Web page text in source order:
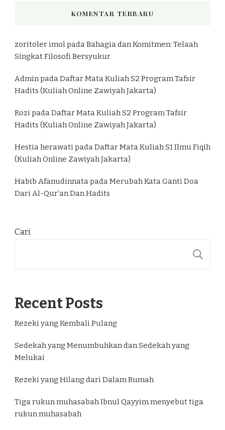
KOMENTAR TERBARU
zoritoler imolpadaBahagia dan Komitmen: Telaah
Singkat Filosofi Bersyukur
AdminpadaDaftar Mata Kuliah S2 Program Tafsir
Hadits (Kuliah Online Zawiyah Jakarta)
RozipadaDaftar Mata Kuliah S2 Program Tafsir
Hadits (Kuliah Online Zawiyah Jakarta)
Hestia herawatipadaDaftar Mata Kuliah S1 Ilmu Fiqih
(Kuliah Online Zawiyah Jakarta)
Habib AfanudinnatapadaMerubah Kata Ganti Doa
Dari Al-Qur’an Dan Hadits
Cari
Recent Posts
Rezeki yang Kembali Pulang
Sedekah yang Menumbuhkan dan Sedekah yang
Melukai
Rezeki yang Hilang dari Dalam Rumah
Tiga rukun muhasabah Ibnul Qayyim menyebut tiga
rukun muhasabah